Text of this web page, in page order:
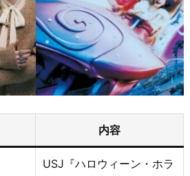
内容
USJ『ハロウィーン・ホラ